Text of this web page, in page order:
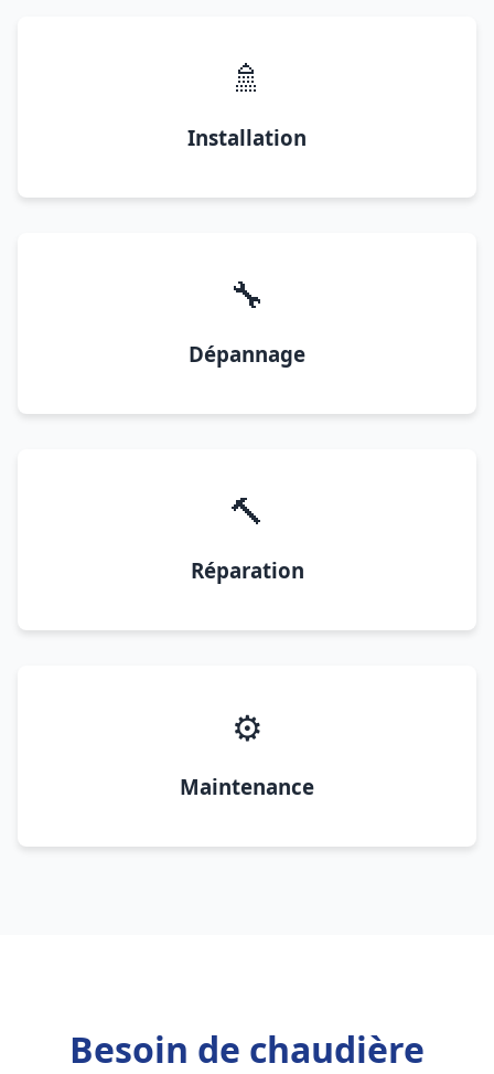
🚿
Installation
🔧
Dépannage
🔨
Réparation
⚙️
Maintenance
Besoin de chaudière